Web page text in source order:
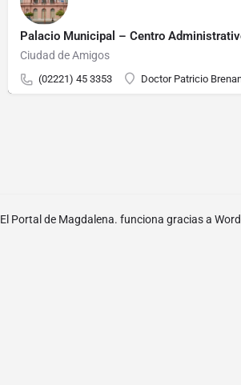
Palacio Municipal – Centro
Ciudad de Amigos
(02221) 45 3353 Doctor Patricio
El Portal de Magdalena. funciona gracias a